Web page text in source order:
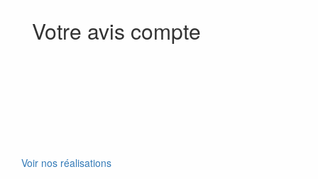
Votre avis compte
Voir nos réalisations